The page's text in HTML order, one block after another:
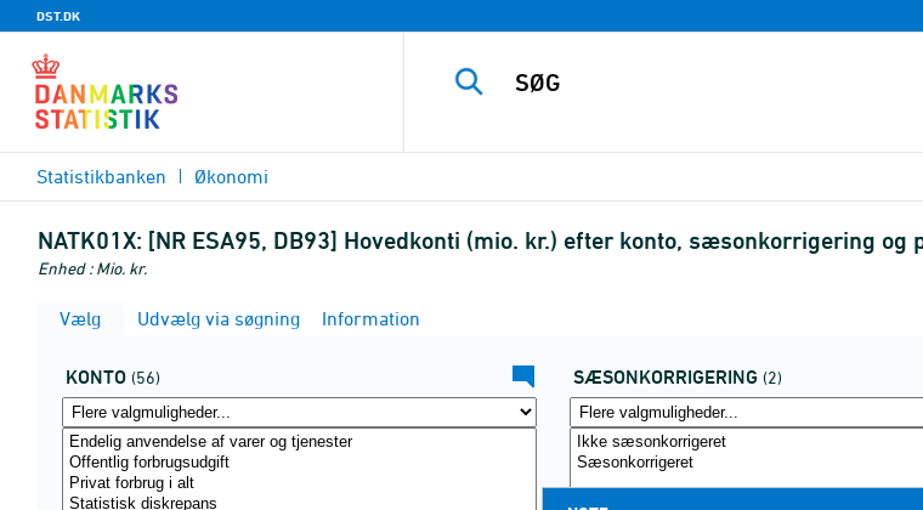
DST.DK
Statistikbanken Økonomi
NATK01X: [NR ESA95, DB93] Hovedkonti (mio. kr.) efter konto, sæsonkorrigering og
Enhed : Mio. kr.
Vælg Udvælg via søgning Information
KONTO (56) SÆSONKORRIGERING (2)